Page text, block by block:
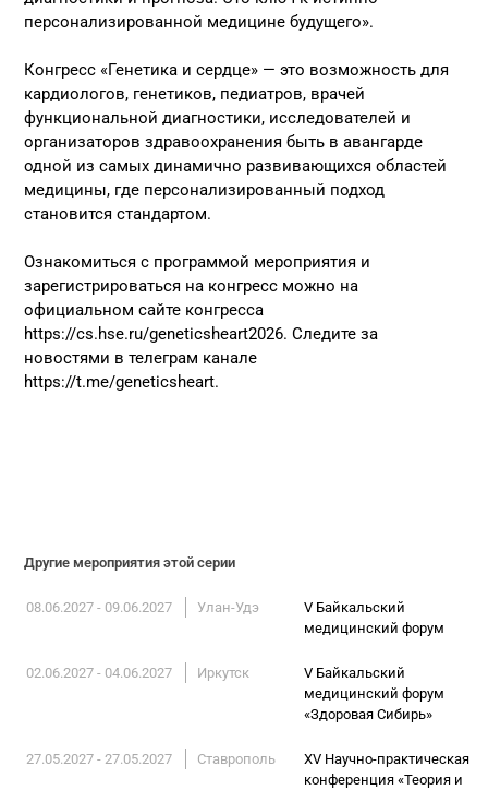
персонализированной медицине будущего».
Конгресс «Генетика и сердце» — это возможность для
кардиологов, генетиков, педиатров, врачей
функциональной диагностики, исследователей и
организаторов здравоохранения быть в авангарде
одной из самых динамично развивающихся областей
медицины, где персонализированный подход
становится стандартом.
Ознакомиться с программой мероприятия и
зарегистрироваться на конгресс можно на
официальном сайте конгресса
https://cs.hse.ru/geneticsheart2026. Следите за
новостями в телеграм канале
https://t.me/geneticsheart.
Другие мероприятия этой серии
08.06.2027 - 09.06.2027 Улан-Удэ
V Байкальский
медицинский форум
02.06.2027 - 04.06.2027 Иркутск
V Байкальский
медицинский форум
«Здоровая Сибирь»
27.05.2027 - 27.05.2027 Ставрополь
XV Научно-практическая
конференция «Теория и